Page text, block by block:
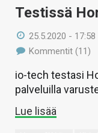
Testissä
25.5.2020 - 17:58
Kommentit (11)
io-tech testasi
palveluilla
Lue lisää